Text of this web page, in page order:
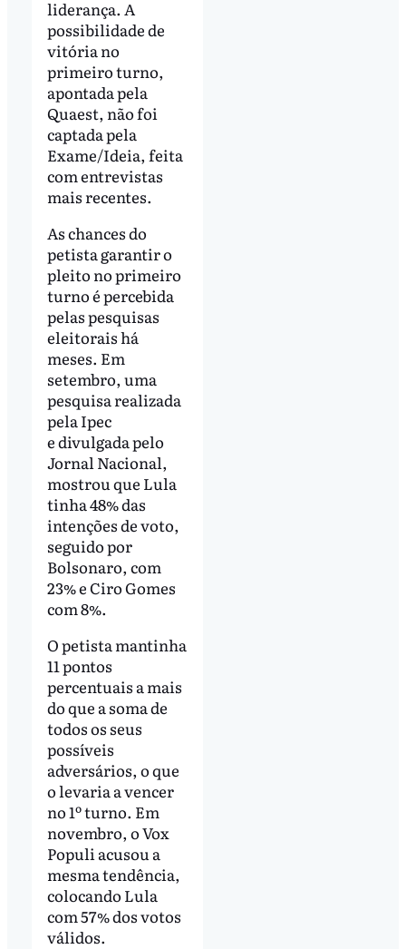
liderança. A
possibilidade de
vitória no
primeiro turno,
apontada pela
Quaest, não foi
captada pela
Exame/Ideia, feita
com entrevistas
mais recentes.
As chances do
petista garantir o
pleito no primeiro
turno é percebida
pelas pesquisas
eleitorais há
meses. Em
setembro, uma
pesquisa realizada
pela Ipec
e divulgada pelo
Jornal Nacional,
mostrou que Lula
tinha 48% das
intenções de voto,
seguido por
Bolsonaro, com
23% e Ciro Gomes
com 8%.
O petista mantinha
11 pontos
percentuais a mais
do que a soma de
todos os seus
possíveis
adversários, o que
o levaria a vencer
no 1º turno. Em
novembro, o Vox
Populi acusou a
mesma tendência,
colocando Lula
com 57% dos votos
válidos.